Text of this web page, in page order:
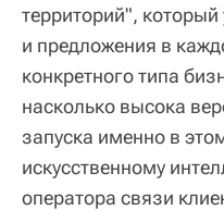
территорий",
и предложения в
конкретного типа
насколько высока
запуска именно в
искусственному
оператора связи